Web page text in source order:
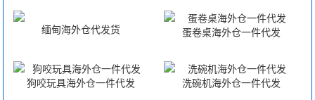
缅甸海外仓代发货 蛋卷桌海外仓一件代发
狗咬玩具海外仓一件代发 洗碗机海外仓一件代发